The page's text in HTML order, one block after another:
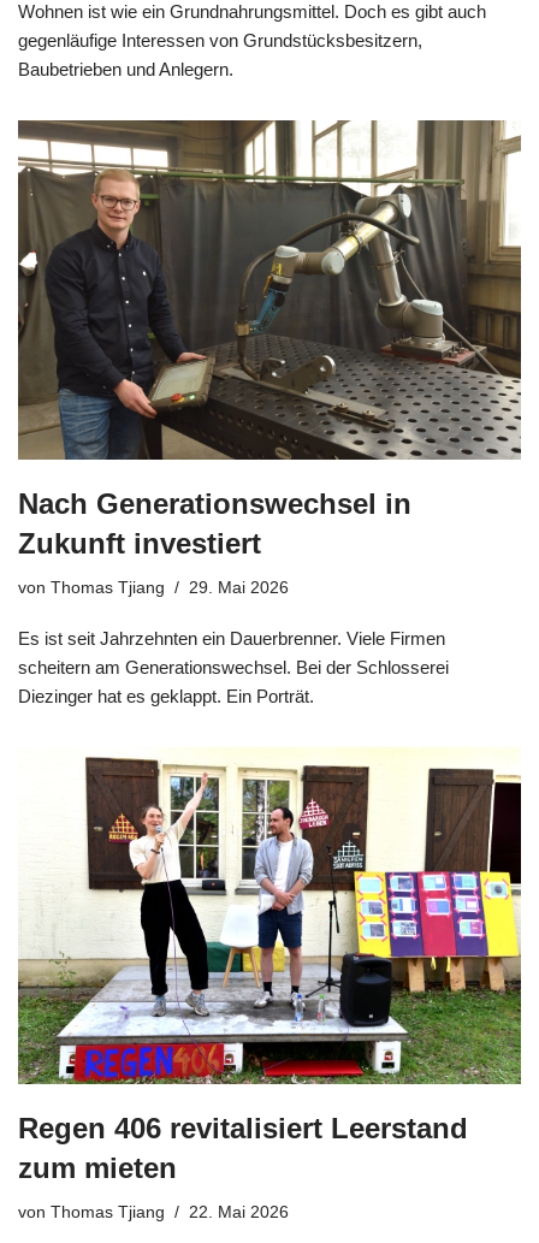
Wohnen ist wie ein Grundnahrungsmittel. Doch es gibt auch
gegenläufige Interessen von Grundstücksbesitzern,
Baubetrieben und Anlegern.
Nach Generationswechsel in
Zukunft investiert
von Thomas Tjiang 29. Mai 2026
Es ist seit Jahrzehnten ein Dauerbrenner. Viele Firmen
scheitern am Generationswechsel. Bei der Schlosserei
Diezinger hat es geklappt. Ein Porträt.
Regen 406 revitalisiert Leerstand
zum mieten
von Thomas Tjiang 22. Mai 2026